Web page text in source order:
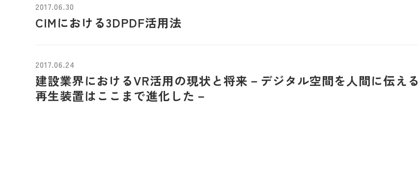
2017.06.30
CIMにおける3DPDF活用法
2017.06.24
建設業界におけるVR活用の現状と将来－デジタル空間を人間に伝える
再生装置はここまで進化した－